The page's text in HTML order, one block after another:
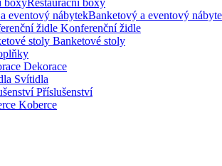
Restaurační boxy
Banketový a eventový
Konferenční židle
Banketové stoly
Dekorace
Svítidla
Příslušenství
Koberce